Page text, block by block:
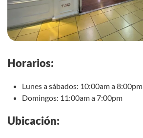
Horarios:
Lunes a sábados: 10:00am a 8:00pm
Domingos: 11:00am a 7:00pm
Ubicación: